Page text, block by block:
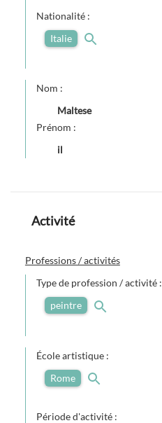
Nationalité :
Italie
Nom :
Maltese
Prénom :
il
Activité
Professions / activités
Type de profession / activité :
peintre
École artistique :
Rome
Période d'activité :